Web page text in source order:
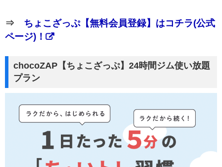
⇒ ちょこざっぷ【無料会員登録】はコチラ(公式
ページ)！
chocoZAP【ちょこざっぷ】24時間ジム使い放題
プラン